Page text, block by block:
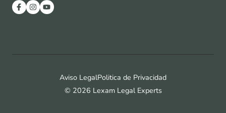
© 2026 Lexam Legal Experts
Aviso LegalPolitica de Privacidad